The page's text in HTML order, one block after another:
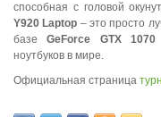
способная с головой
Y920 Laptop – это просто
базеGeForce GTX 1070
ноутбуков в мире.
Официальная страница